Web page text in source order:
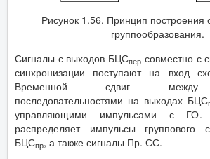
Рисунок 1.56. Принцип построения
группообразования.
Сигналы с выходов БЦСпер совместно с
синхронизации поступают на вход
Временной сдвиг между
последовательностями на выходах БЦС
управляющими импульсами с
распределяет импульсы группового
БЦСпр, а также сигналы Пр. СС.